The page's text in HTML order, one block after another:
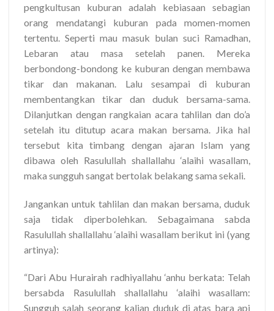
pengkultusan kuburan adalah kebiasaan sebagian
orang mendatangi kuburan pada momen-momen
tertentu. Seperti mau masuk bulan suci Ramadhan,
Lebaran atau masa setelah panen. Mereka
berbondong-bondong ke kuburan dengan membawa
tikar dan makanan. Lalu sesampai di kuburan
membentangkan tikar dan duduk bersama-sama.
Dilanjutkan dengan rangkaian acara tahlilan dan do’a
setelah itu ditutup acara makan bersama. Jika hal
tersebut kita timbang dengan ajaran Islam yang
dibawa oleh Rasulullah shallallahu ‘alaihi wasallam,
maka sungguh sangat bertolak belakang sama sekali.
Jangankan untuk tahlilan dan makan bersama, duduk
saja tidak diperbolehkan. Sebagaimana sabda
Rasulullah shallallahu ‘alaihi wasallam berikut ini (yang
artinya):
“Dari Abu Hurairah radhiyallahu ‘anhu berkata: Telah
bersabda Rasulullah shallallahu ‘alaihi wasallam:
Sungguh salah seorang kalian duduk di atas bara api